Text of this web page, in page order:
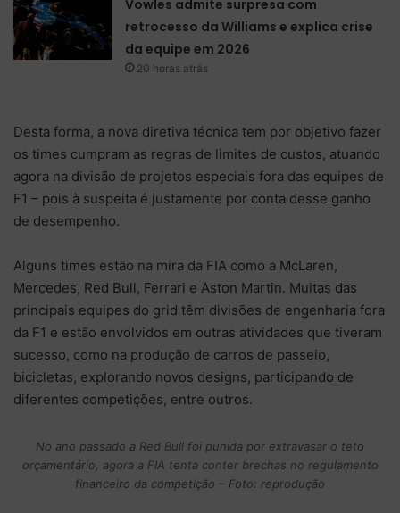
Vowles admite surpresa com
retrocesso da Williams e explica crise
da equipe em 2026
20 horas atrás
Desta forma, a nova diretiva técnica tem por objetivo fazer
os times cumpram as regras de limites de custos, atuando
agora na divisão de projetos especiais fora das equipes de
F1 – pois à suspeita é justamente por conta desse ganho
de desempenho.
Alguns times estão na mira da FIA como a McLaren,
Mercedes, Red Bull, Ferrari e Aston Martin. Muitas das
principais equipes do grid têm divisões de engenharia fora
da F1 e estão envolvidos em outras atividades que tiveram
sucesso, como na produção de carros de passeio,
bicicletas, explorando novos designs, participando de
diferentes competições, entre outros.
No ano passado a Red Bull foi punida por extravasar o teto
orçamentário, agora a FIA tenta conter brechas no regulamento
financeiro da competição – Foto: reprodução